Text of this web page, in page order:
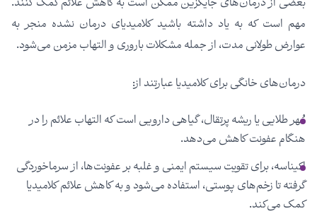
مهم است که به یاد داشته باشید کلامیدیای درمان نشده منجر به
عوارض طولانی مدت، از جمله مشکلات باروری و التهاب مزمن می‌شود.
درمان‌های خانگی برای کلامیدیا عبارتند از:
مُهر طلایی یا ریشه پرتقال، گیاهی دارویی است که التهاب علائم را در
هنگام عفونت کاهش می‌دهد.
اکیناسه، برای تقویت سیستم ایمنی و غلبه بر عفونت‌ها، از سرماخوردگی
گرفته تا زخم‌های پوستی، استفاده می‌شود و به کاهش علائم کلامیدیا
کمک می‌کند.